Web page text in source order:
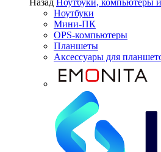
Назад Ноутбуки, компьютеры
Ноутбуки
Мини-ПК
OPS-компьютеры
Планшеты
Аксессуары для